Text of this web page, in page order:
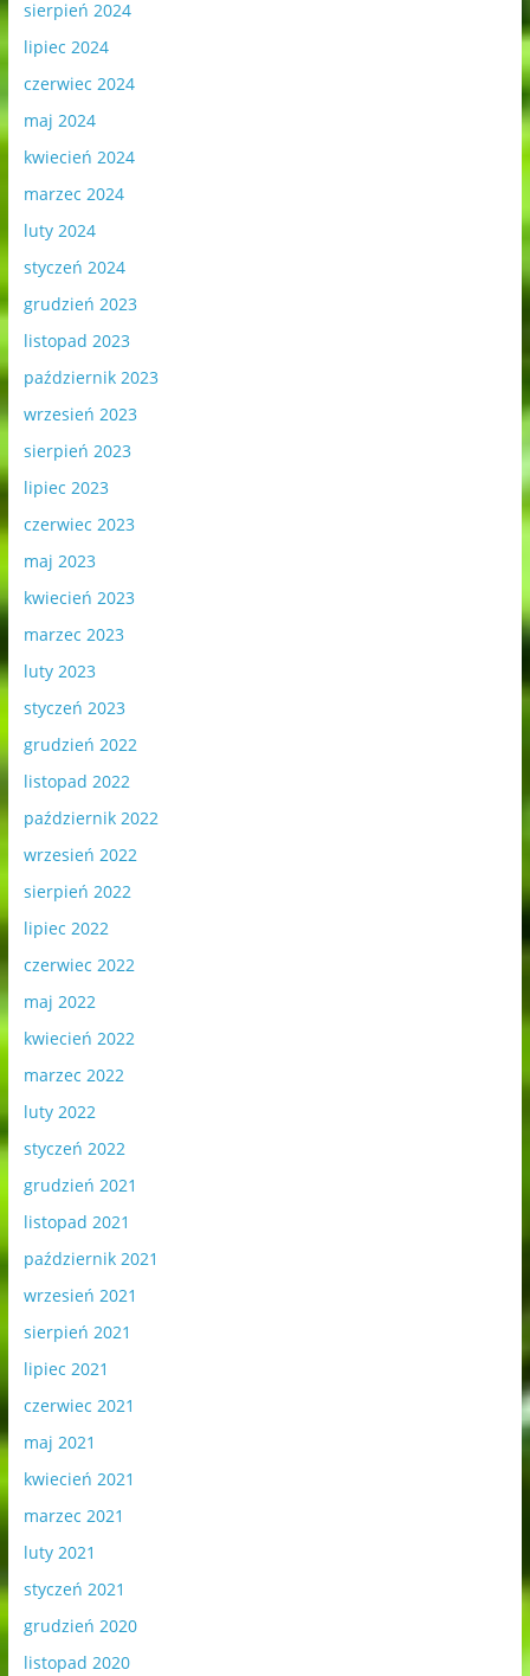
sierpień 2024
lipiec 2024
czerwiec 2024
maj 2024
kwiecień 2024
marzec 2024
luty 2024
styczeń 2024
grudzień 2023
listopad 2023
październik 2023
wrzesień 2023
sierpień 2023
lipiec 2023
czerwiec 2023
maj 2023
kwiecień 2023
marzec 2023
luty 2023
styczeń 2023
grudzień 2022
listopad 2022
październik 2022
wrzesień 2022
sierpień 2022
lipiec 2022
czerwiec 2022
maj 2022
kwiecień 2022
marzec 2022
luty 2022
styczeń 2022
grudzień 2021
listopad 2021
październik 2021
wrzesień 2021
sierpień 2021
lipiec 2021
czerwiec 2021
maj 2021
kwiecień 2021
marzec 2021
luty 2021
styczeń 2021
grudzień 2020
listopad 2020